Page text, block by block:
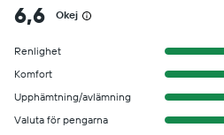
6,6 Okej
Renlighet
Komfort
Upphämtning/avlämning
Valuta för pengarna